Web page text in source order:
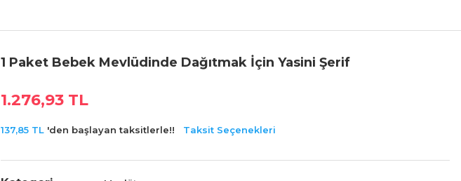
1 Paket Bebek Mevlüdinde Dağıtmak İçin Yasini Şerif
1.276,93 TL
137,85 TL 'den başlayan taksitlerle!! Taksit Seçenekleri